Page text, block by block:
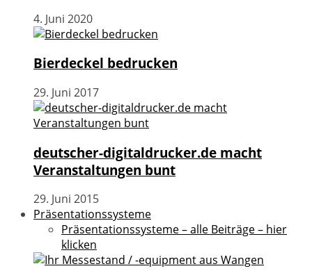
4. Juni 2020
Bierdeckel bedrucken
29. Juni 2017
deutscher-digitaldrucker.de macht
Veranstaltungen bunt
29. Juni 2015
Präsentationssysteme
Präsentationssysteme – alle Beiträge – hier
klicken